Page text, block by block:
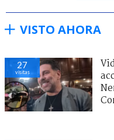
VISTO AHORA
27
visitas